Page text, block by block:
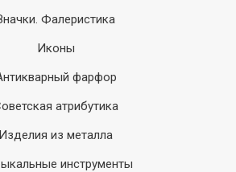
Фалеристика
Иконы
фарфор
атрибутика
Изделия из металла
инструменты